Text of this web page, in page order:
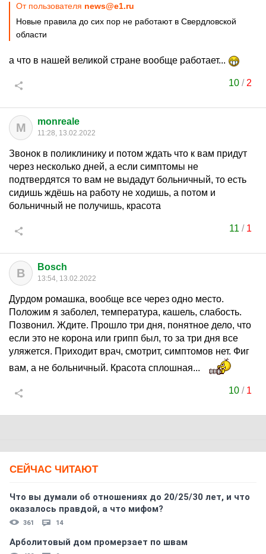
От пользователя news@e1.ru
Новые правила до сих пор не работают в Свердловской
области
а что в нашей великой стране вообще работает...
10 / 2
M monreale
11:28, 13.02.2022
Звонок в поликлинику и потом ждать что к вам придут
через несколько дней, а если симптомы не
подтвердятся то вам не выдадут больничный, то есть
сидишь ждёшь на работу не ходишь, а потом и
больничный не получишь, красота
11 / 1
B Bosch
13:54, 13.02.2022
Дурдом ромашка, вообще все через одно место.
Положим я заболел, температура, кашель, слабость.
Позвонил. Ждите. Прошло три дня, понятное дело, что
если это не корона или грипп был, то за три дня все
уляжется. Приходит врач, смотрит, симптомов нет. Фиг
вам, а не больничный. Красота сплошная...
10 / 1
СЕЙЧАС ЧИТАЮТ
Что вы думали об отношениях до 20/25/30 лет, и что
оказалось правдой, а что мифом?
361 14
Арболитовый дом промерзает по швам